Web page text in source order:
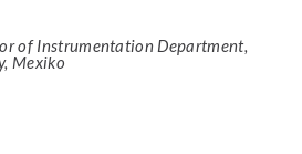
of Instrumentation Department,
Mexiko